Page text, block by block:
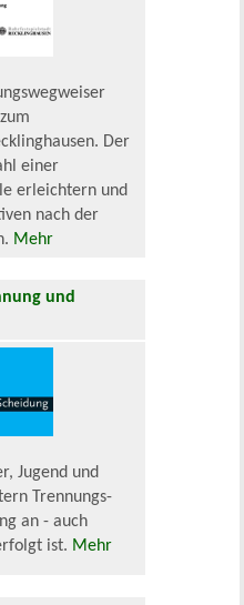
Der
einer
erleichtern und
nach der
Mehr
und
Jugend und
Trennungs-
an - auch
ist. Mehr